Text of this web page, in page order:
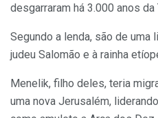
desgarraram há 3.000 anos da
Segundo a lenda, são de uma
judeu Salomão e à rainha
Menelik, filho deles, teria
uma nova Jerusalém,